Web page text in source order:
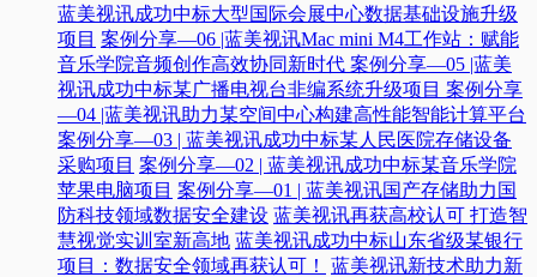
蓝美视讯成功中标大型国际会展中心数据基础设施升级
项目 案例分享—06 |蓝美视讯Mac mini M4工作站：赋能
音乐学院音频创作高效协同新时代​ 案例分享—05 |蓝美
视讯成功中标某广播电视台非编系统升级项目​ 案例分享
—04 |蓝美视讯助力某空间中心构建高性能智能计算平台​
案例分享—03 | 蓝美视讯成功中标某人民医院存储设备
采购项目 案例分享—02 | 蓝美视讯成功中标某音乐学院
苹果电脑项目 案例分享—01 | 蓝美视讯国产存储助力国
防科技领域数据安全建设 蓝美视讯再获高校认可 打造智
慧视觉实训室新高地 蓝美视讯成功中标山东省级某银行
项目：数据安全领域再获认可！
蓝美视讯新技术助力新